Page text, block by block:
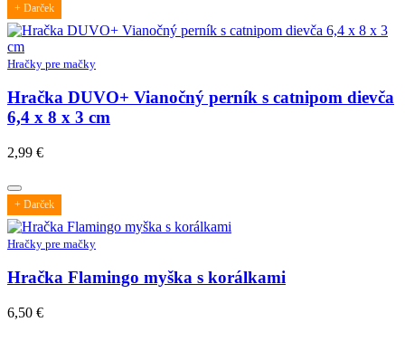
+ Darček
Hračky pre mačky
Hračka DUVO+ Vianočný perník s catnipom dievča
6,4 x 8 x 3 cm
2,99 €
+ Darček
Hračky pre mačky
Hračka Flamingo myška s korálkami
6,50 €